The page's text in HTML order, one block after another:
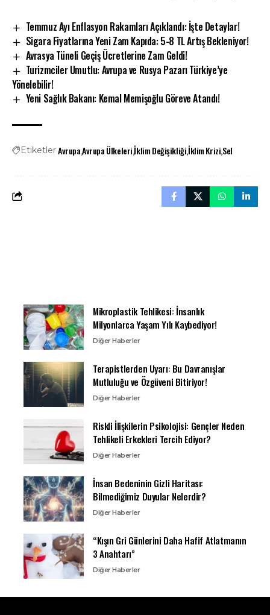
Temmuz Ayı Enflasyon Rakamları Açıklandı: İşte Detaylar!
Sigara Fiyatlarına Yeni Zam Kapıda: 5-8 TL Artış Bekleniyor!
Avrasya Tüneli Geçiş Ücretlerine Zam Geldi!
Turizmciler Umutlu: Avrupa ve Rusya Pazarı Türkiye’ye
Yönelebilir!
Yeni Sağlık Bakanı: Kemal Memişoğlu Göreve Atandı!
EtiketlerAvrupaAvrupa Ülkeleriİklim Değişikliğiİklim KriziSel
Mikroplastik Tehlikesi: İnsanlık
Milyonlarca Yaşam Yılı Kaybediyor!
Diğer Haberler
Terapistlerden Uyarı: Bu Davranışlar
Mutluluğu ve Özgüveni Bitiriyor!
Diğer Haberler
Riskli İlişkilerin Psikolojisi: Gençler Neden
Tehlikeli Erkekleri Tercih Ediyor?
Diğer Haberler
İnsan Bedeninin Gizli Haritası:
Bilmediğimiz Duyular Nelerdir?
Diğer Haberler
“Kışın Gri Günlerini Daha Hafif Atlatmanın
3 Anahtarı”
Diğer Haberler